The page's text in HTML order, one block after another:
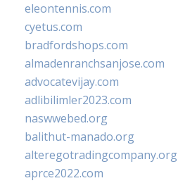
eleontennis.com
cyetus.com
bradfordshops.com
almadenranchsanjose.com
advocatevijay.com
adlibilimler2023.com
naswwebed.org
balithut-manado.org
alteregotradingcompany.org
aprce2022.com